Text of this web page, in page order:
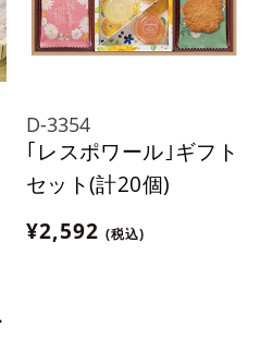
D-3354
｢レスポワール｣ギフト
セット(計20個)
¥2,592 (税込)